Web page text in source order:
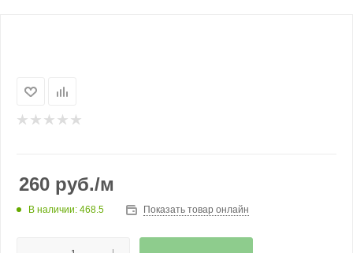
260 руб./м
В наличии: 468.5 Показать товар онлайн